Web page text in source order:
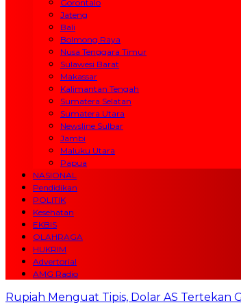
Gorontalo
Jateng
Bali
Bolmong Raya
Nusa Tenggara Timur
Sulawesi Barat
Makassar
Kalimantan Tengah
Sumatera Selatan
Sumatera Utara
Newsline Sulbar
Jambi
Maluku Utara
Papua
NASIONAL
Pendidikan
POLITIK
Kesehatan
EKBIS
OLAHRAGA
HUKRIM
Advertorial
AMG Radio
Rupiah Menguat Tipis, Dolar AS Tertekan